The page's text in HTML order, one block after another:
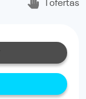
1 ofertas